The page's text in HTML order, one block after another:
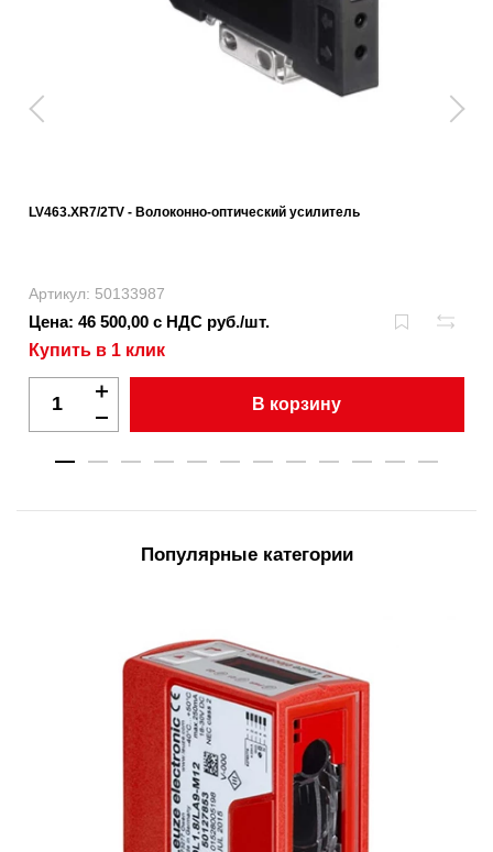
LV463.XR7/2TV - Волоконно-оптический усилитель
Артикул: 50133987
Цена: 46 500,00 с НДС руб./шт.
Купить в 1 клик
В корзину
Популярные категории